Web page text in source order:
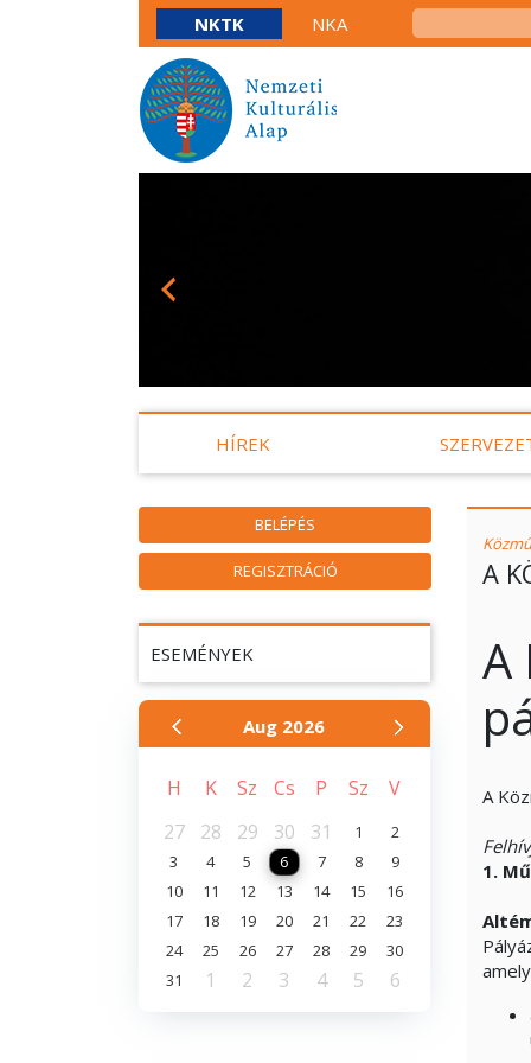
NKTK NKA
HÍREK
BELÉPÉS
REGISZTRÁCIÓ
ESEMÉNYEK
Aug 2026
H K Sz Cs P Sz
V
27
28 29 30 31 1
2
3
4 5 6 7 8
9
10
11 12 13 14 15
16
17
18 19 20 21 22
23
24
25 26 27 28 29
30
31
1 2 3 4 5 6
A
A
A
1.